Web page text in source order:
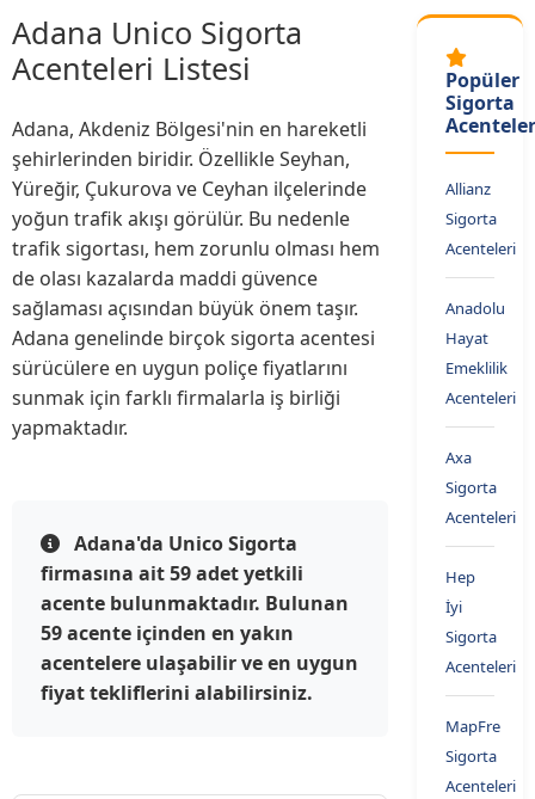
Adana Unico Sigorta
Acenteleri Listesi
Adana, Akdeniz Bölgesi'nin en hareketli
şehirlerinden biridir. Özellikle Seyhan,
Yüreğir, Çukurova ve Ceyhan ilçelerinde
yoğun trafik akışı görülür. Bu nedenle
trafik sigortası, hem zorunlu olması hem
de olası kazalarda maddi güvence
sağlaması açısından büyük önem taşır.
Adana genelinde birçok sigorta acentesi
sürücülere en uygun poliçe fiyatlarını
sunmak için farklı firmalarla iş birliği
yapmaktadır.
Adana'da Unico Sigorta
firmasına ait 59 adet yetkili
acente bulunmaktadır. Bulunan
59 acente içinden en yakın
acentelere ulaşabilir ve en uygun
fiyat tekliflerini alabilirsiniz.
Popüler
Sigorta
Allianz
Sigorta
Acenteleri
Anadolu
Hayat
Emeklilik
Acenteleri
Axa
Sigorta
Acenteleri
Hep
İyi
Sigorta
Acenteleri
MapFre
Sigorta
Acenteleri